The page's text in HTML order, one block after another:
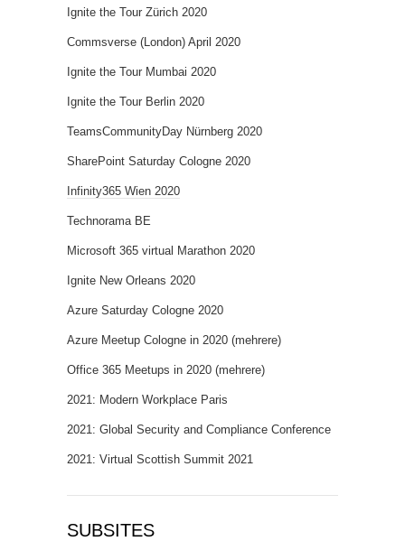
Ignite the Tour Zürich 2020
Commsverse (London) April 2020
Ignite the Tour Mumbai 2020
Ignite the Tour Berlin 2020
TeamsCommunityDay Nürnberg 2020
SharePoint Saturday Cologne 2020
Infinity365 Wien 2020
Technorama BE
Microsoft 365 virtual Marathon 2020
Ignite New Orleans 2020
Azure Saturday Cologne 2020
Azure Meetup Cologne in 2020 (mehrere)
Office 365 Meetups in 2020 (mehrere)
2021: Modern Workplace Paris
2021: Global Security and Compliance Conference
2021: Virtual Scottish Summit 2021
SUBSITES